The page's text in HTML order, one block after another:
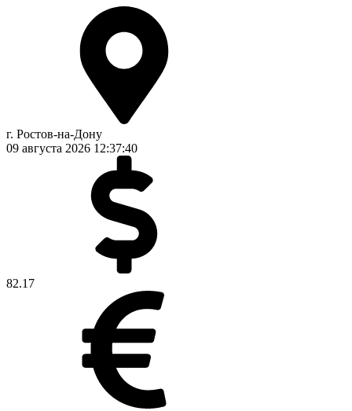
г. Ростов-на-Дону
09 августа 2026 12:37:41
82.17